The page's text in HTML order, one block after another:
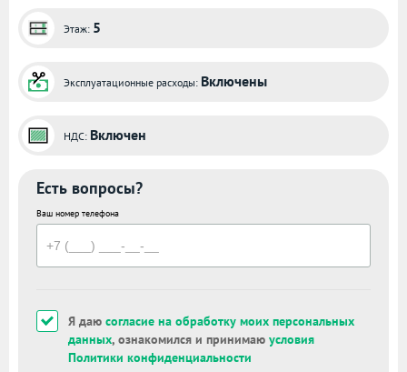
Этаж: 5
Эксплуатационные расходы: Включены
НДС: Включен
Есть вопросы?
Ваш номер телефона
Я даю согласие на обработку моих персональных
данных, ознакомился и принимаю условия
Политики конфиденциальности